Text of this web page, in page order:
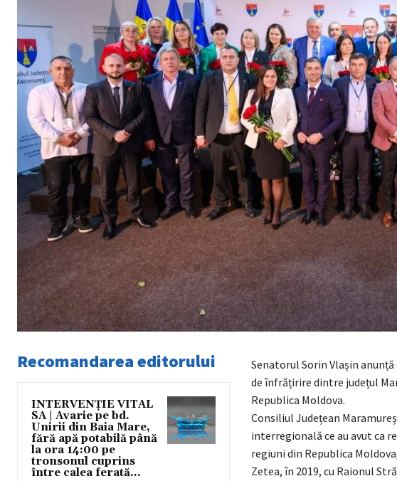
Recomandarea editorului
INTERVENȚIE VITAL
SA | Avarie pe bd.
Unirii din Baia Mare,
fără apă potabilă până
la ora 14:00 pe
tronsonul cuprins
între calea ferată...
Senatorul Sorin Vlașin
de înfrățirire dintre județul
Republica Moldova.
Consiliul Județean
interregională ce au avut ca
regiuni din Republica
Zetea, în 2019, cu Raionul